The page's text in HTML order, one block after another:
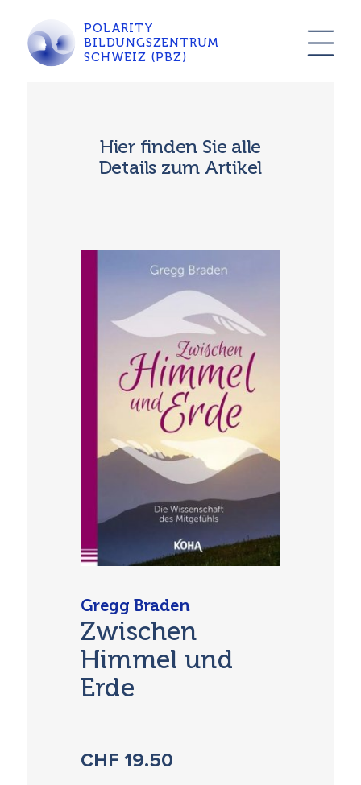
POLARITY
BILDUNGSZENTRUM
SCHWEIZ (PBZ)
Hier finden Sie alle
Details zum Artikel
Gregg Braden
Zwischen
Himmel und
Erde
CHF19.50